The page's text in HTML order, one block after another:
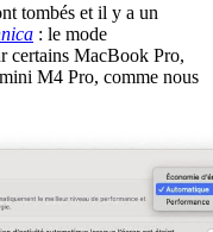
tombés et il y a un
: le mode
certains MacBook Pro,
M4 Pro, comme nous